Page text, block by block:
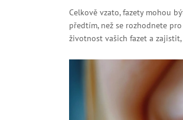
Celkově vzato, fazety mohou
předtím, než se rozhodnete
životnost vašich fazet a